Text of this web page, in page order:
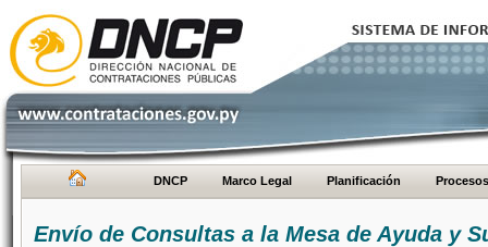
DNCP Marco Legal Planificación Procesos
Envío de Consultas a la Mesa de Ayuda y